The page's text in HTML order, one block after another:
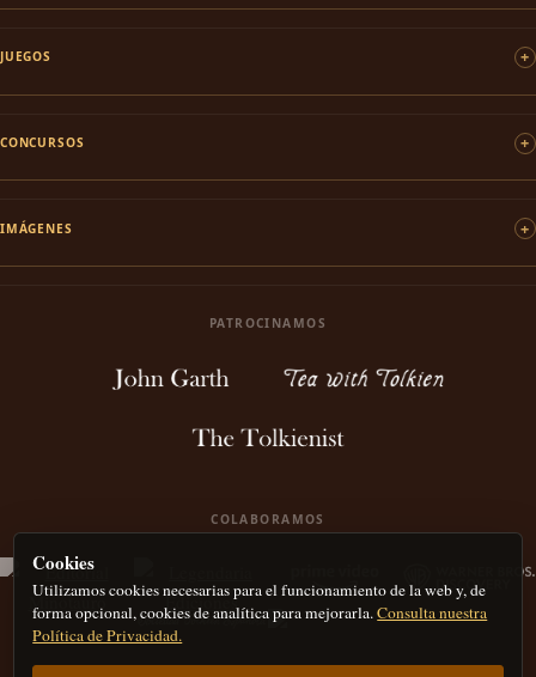
JUEGOS
CONCURSOS
IMÁGENES
PATROCINAMOS
COLABORAMOS
Cookies
Utilizamos cookies necesarias para el funcionamiento de la web y, de
forma opcional, cookies de analítica para mejorarla.Consulta nuestra
Política de Privacidad.